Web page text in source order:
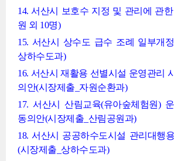
14. 서산시 보호수 지정 및 관리에 관
원 외 10명)
15. 서산시 상수도 급수 조례 일부개정
상하수도과)
16. 서산시 재활용 선별시설 운영관리
의안(시장제출_자원순환과)
17. 서산시 산림교육(유아숲체험원)
동의안(시장제출_산림공원과)
18. 서산시 공공하수도시설 관리대행
(시장제출_상하수도과)